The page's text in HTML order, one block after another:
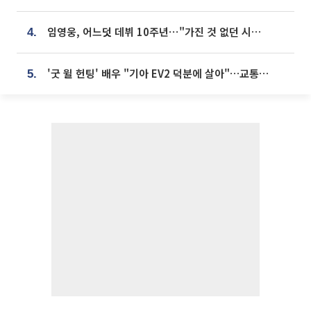
4. 임영웅, 어느덧 데뷔 10주년⋯"가진 것 없던 시절, 내 앞엔 20명의 팬뿐"
5. '굿 윌 헌팅' 배우 "기아 EV2 덕분에 살아"…교통사고 후 안전성 극찬